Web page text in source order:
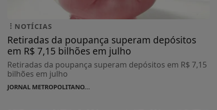
NOTÍCIAS
Retiradas da poupança superam depósitos
em R$ 7,15 bilhões em julho
Retiradas da poupança superam depósitos em R$ 7,15
bilhões em julho
JORNAL METROPOLITANO...